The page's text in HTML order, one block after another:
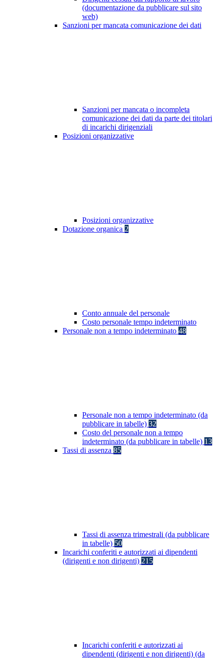
(documentazione da pubblicare sul sito
web)
Sanzioni per mancata comunicazione dei dati
Sanzioni per mancata o incompleta
comunicazione dei dati da parte dei titolari
di incarichi dirigenziali
Posizioni organizzative
Posizioni organizzative
Dotazione organica 2
Conto annuale del personale
Costo personale tempo indeterminato
Personale non a tempo indeterminato 48
Personale non a tempo indeterminato (da
pubblicare in tabelle) 32
Costo del personale non a tempo
indeterminato (da pubblicare in tabelle) 13
Tassi di assenza 85
Tassi di assenza trimestrali (da pubblicare
in tabelle) 50
Incarichi conferiti e autorizzati ai dipendenti
(dirigenti e non dirigenti) 215
Incarichi conferiti e autorizzati ai
dipendenti (dirigenti e non dirigenti) (da